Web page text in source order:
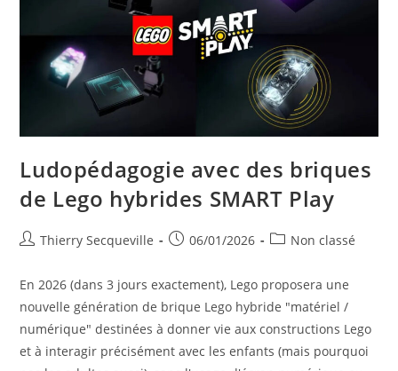
Ludopédagogie avec des briques
de Lego hybrides SMART Play
Auteur/autrice
la
publication :
Thierry Secqueville
Publication
06/01/2026
PostNon classé
En 2026 (dans 3 jours exactement), Lego proposera une
nouvelle génération de brique Lego hybride "matériel /
numérique" destinées à donner vie aux constructions Lego
et à interagir précisément avec les enfants (mais pourquoi